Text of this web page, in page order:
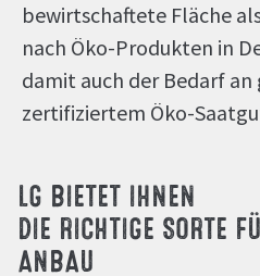
bewirtschaftete Fläche
nach Öko-Produkten in
damit auch der Bedarf
zertifiziertem Öko-
LG BIETET IHNEN
DIE RICHTIGE SORTE
ANBAU